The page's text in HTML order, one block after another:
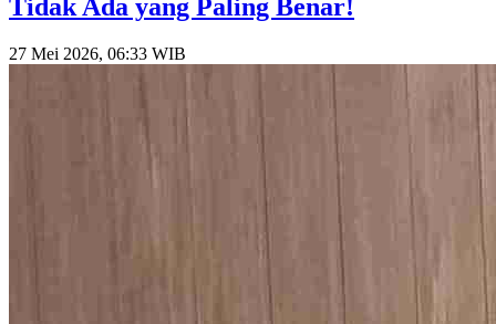
Tidak Ada yang Paling Benar!
27 Mei 2026, 06:33 WIB